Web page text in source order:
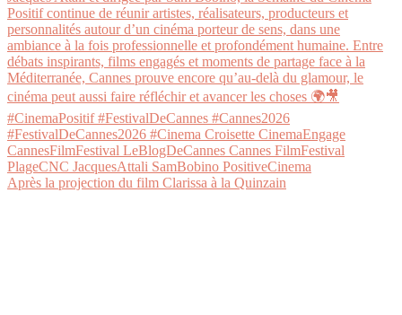
Après la projection du film Clarissa à la Quinzain